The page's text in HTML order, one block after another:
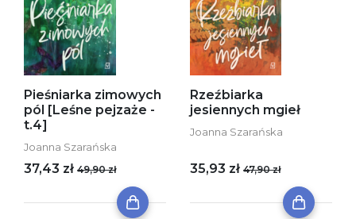
Pieśniarka zimowych
pól [Leśne pejzaże -
t.4]
Joanna Szarańska
37,43 zł 49,90 zł
Rzeźbiarka
jesiennych mgieł
Joanna Szarańska
35,93 zł 47,90 zł